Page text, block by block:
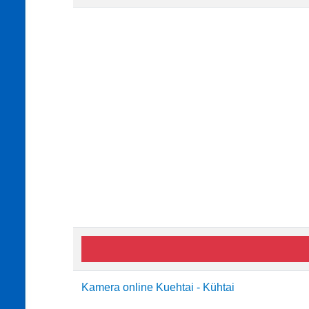
Kamera online Kuehtai - Kühtai